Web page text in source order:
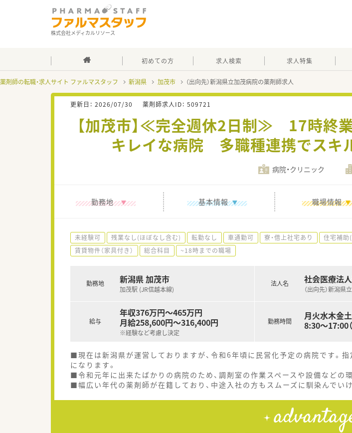
株式会社メディカルリソース
初めての方 求人検索 求人特集
薬剤師の転職・求人サイト ファルマスタッフ 新潟県 加茂市 （出向先）新潟県立加茂病院の薬剤師求人
更新日： 2026/07/30 薬剤師求人ID： 509721
【加茂市】≪完全週休2日制≫ 17時終
キレイな病院 多職種連携でスキ
病院・クリニック
勤務地 基本情報 職場情報
未経験可 残業なし(ほぼなし含む) 転勤なし 車通勤可 寮・借上社宅あり 住宅補助
賃貸物件（家具付き）
総合科目 ~18時までの職場
勤務地 新潟県 加茂市
加茂駅 (JR信越本線)
給与
年収376万円～465万円
月給258,600円～316,400円
※経験など考慮し決定
法人名 社会医療法
（出向先）新潟県
勤務時間
月火水木金土
8:30～17:00
■現在は新潟県が運営しておりますが、令和6年頃に民営化予定の病院です。
になります。
■令和元年に出来たばかりの病院のため、調剤室の作業スペースや設備などの
■幅広い年代の薬剤師が在籍しており、中途入社の方もスムーズに馴染んでいけ